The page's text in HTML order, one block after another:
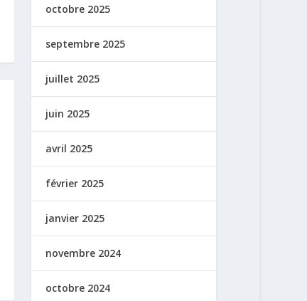
octobre 2025
septembre 2025
juillet 2025
juin 2025
avril 2025
février 2025
janvier 2025
novembre 2024
octobre 2024